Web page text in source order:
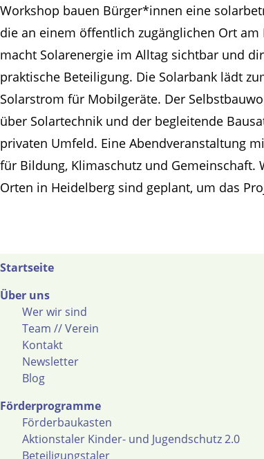
Workshop bauen Bürger*innen eine
die an einem öffentlich zugänglichen Ort
macht Solarenergie im Alltag sichtbar und
praktische Beteiligung. Die Solarbank lädt
Solarstrom für Mobilgeräte. Der
über Solartechnik und der begleitende
privaten Umfeld. Eine Abendveranstaltung
für Bildung, Klimaschutz und Gemeinschaft.
Orten in Heidelberg sind geplant, um das
Startseite
Über uns
Wer wir sind
Team // Verein
Kontakt
Newsletter
Blog
Förderprogramme
Förderbaukasten
Aktionstaler Kinder- und Jugendschutz 2.0
Beteiligungstaler